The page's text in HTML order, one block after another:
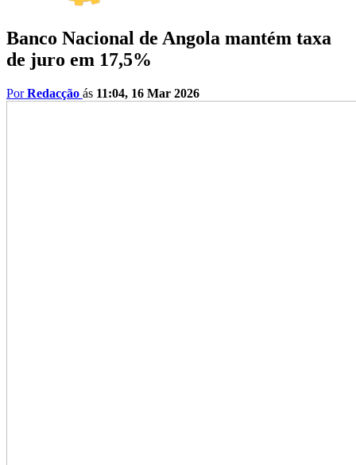
Banco Nacional de Angola mantém taxa
de juro em 17,5%
PorRedacção ás 11:04, 16 Mar 2026